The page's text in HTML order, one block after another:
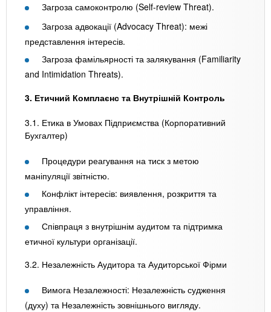
Загроза самоконтролю (Self-review Threat).
Загроза адвокації (Advocacy Threat): межі
представлення інтересів.
Загроза фамільярності та залякування (Familiarity
and Intimidation Threats).
3. Етичний Комплаєнс та Внутрішній Контроль
3.1. Етика в Умовах Підприємства (Корпоративний
Бухгалтер)
Процедури реагування на тиск з метою
маніпуляції звітністю.
Конфлікт інтересів: виявлення, розкриття та
управління.
Співпраця з внутрішнім аудитом та підтримка
етичної культури організації.
3.2. Незалежність Аудитора та Аудиторської Фірми
Вимога Незалежності: Незалежність судження
(духу) та Незалежність зовнішнього вигляду.